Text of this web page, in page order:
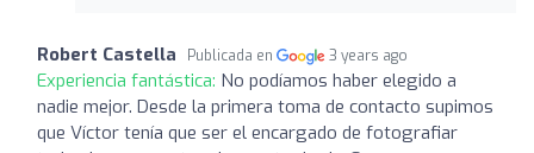
Robert Castella Publicada en 3 years ago
Experiencia fantástica: No podíamos haber elegido a
nadie mejor. Desde la primera toma de contacto supimos
que Víctor tenía que ser el encargado de fotografiar